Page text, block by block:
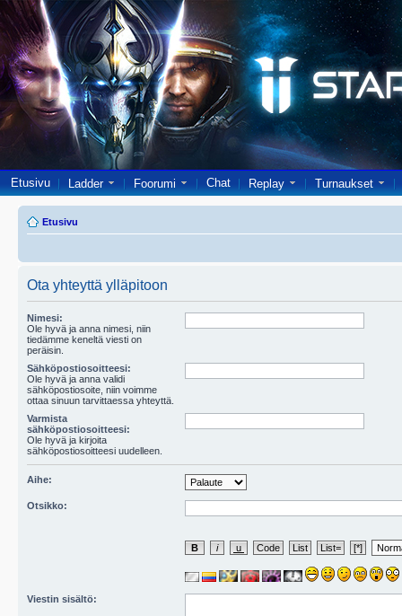
Etusivu Ladder Foorumi Chat Replay Turnaukset
Etusivu
Ota yhteyttä ylläpitoon
Nimesi:
Ole hyvä ja anna nimesi, niin
tiedämme keneltä viesti on
peräisin.
Sähköpostiosoitteesi:
Ole hyvä ja anna validi
sähköpostiosoite, niin voimme
ottaa sinuun tarvittaessa yhteyttä.
Varmista
sähköpostiosoitteesi:
Ole hyvä ja kirjoita
sähköpostiosoitteesi uudelleen.
Aihe:
Otsikko:
Viestin sisältö: